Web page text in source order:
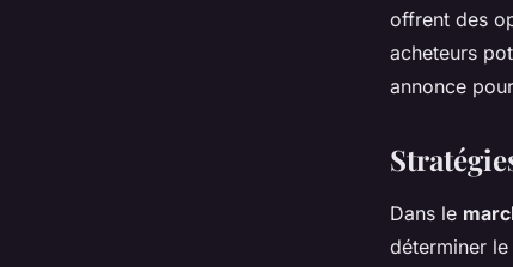
offrent des
acheteurs
annonce
Dans le
déterminer